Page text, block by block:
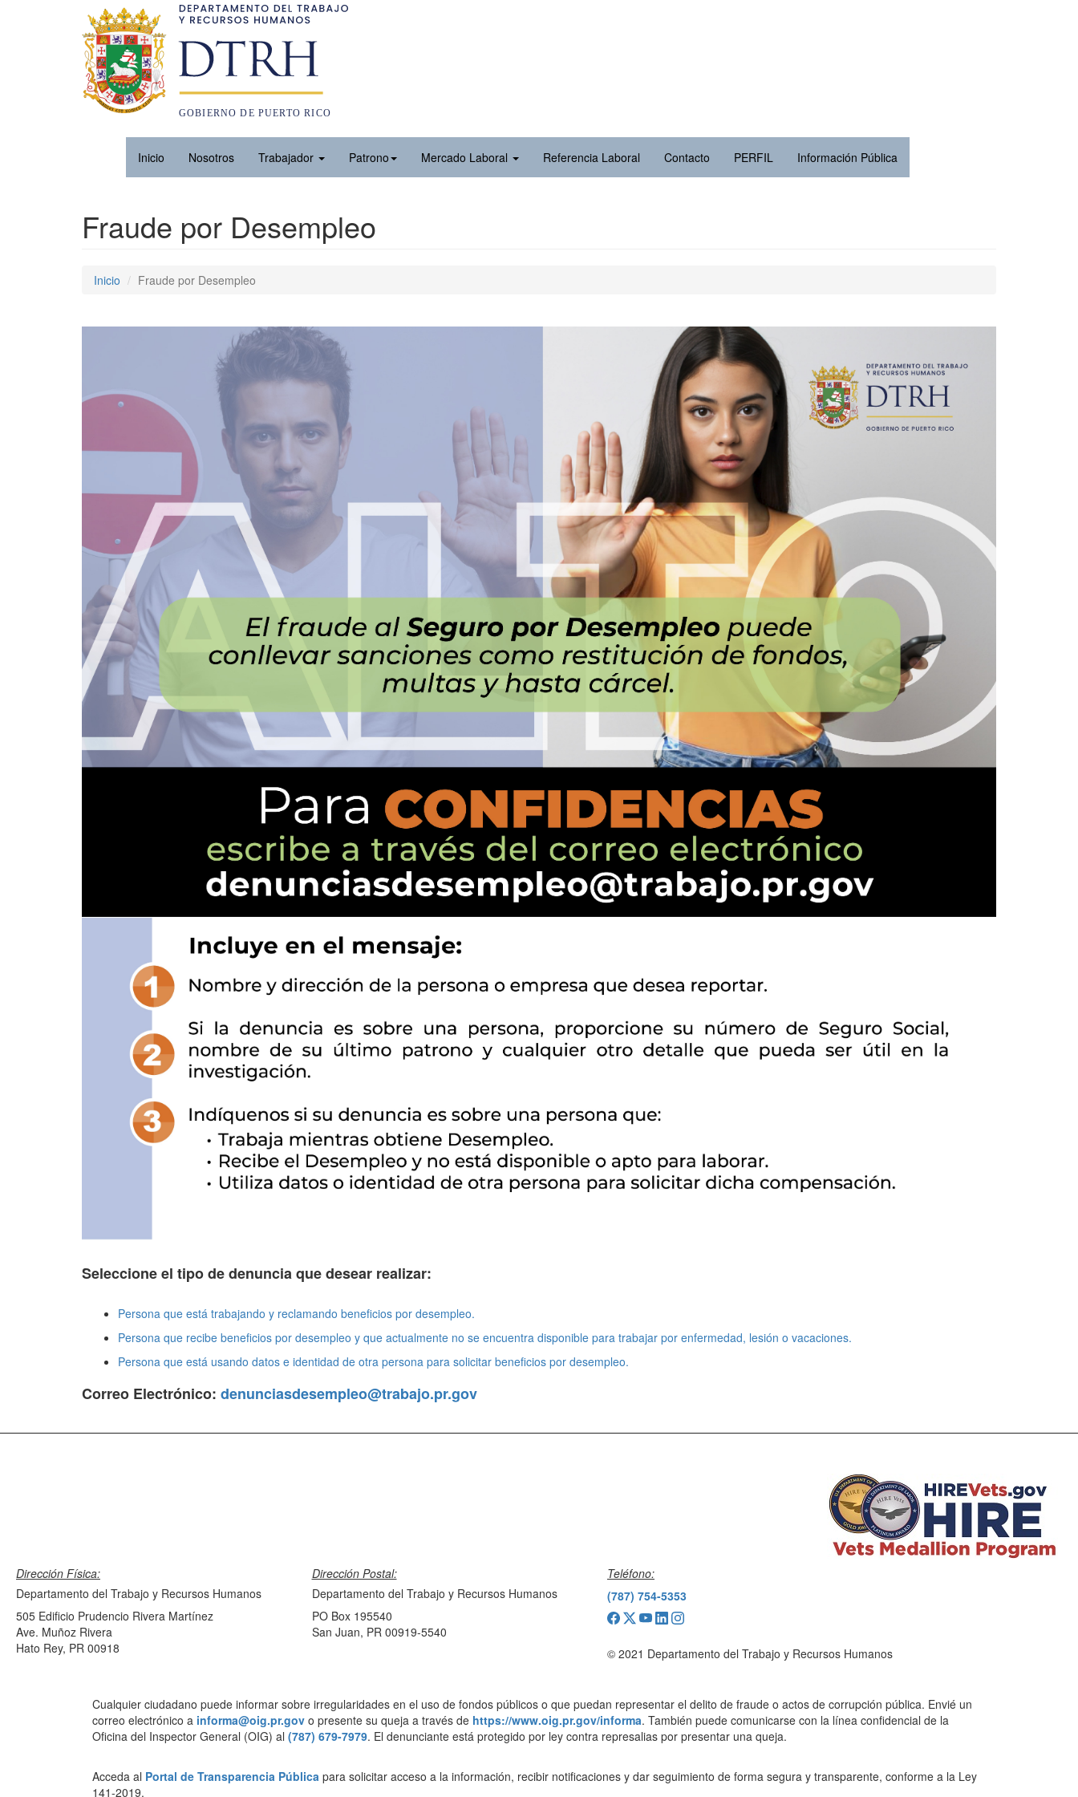
Inicio Nosotros Trabajador Patrono Mercado Laboral Referencia Laboral Contacto PERFIL Información Pública
Fraude por Desempleo
Inicio Fraude por Desempleo
Seleccione el tipo de denuncia que desear realizar:
Persona que está trabajando y reclamando beneficios por desempleo.
Persona que recibe beneficios por desempleo y que actualmente no se encuentra disponible para trabajar por enfermedad, lesión o vacaciones.
Persona que está usando datos e identidad de otra persona para solicitar beneficios por desempleo.
Correo Electrónico: denunciasdesempleo@trabajo.pr.gov
Dirección Física:
Departamento del Trabajo y Recursos Humanos
505 Edificio Prudencio Rivera Martínez
Ave. Muñoz Rivera
Hato Rey, PR 00918
Dirección Postal:
Departamento del Trabajo y Recursos Humanos
PO Box 195540
San Juan, PR 00919-5540
Teléfono:
(787) 754-5353
© 2021 Departamento del Trabajo y Recursos Humanos
Cualquier ciudadano puede informar sobre irregularidades en el uso de fondos públicos o que puedan representar el delito de fraude o actos de corrupción pública. Envié un
correo electrónico a informa@oig.pr.govo presente su queja a través de https://www.oig.pr.gov/informa. También puede comunicarse con la línea confidencial de la
Oficina del Inspector General (OIG) al (787) 679-7979. El denunciante está protegido por ley contra represalias por presentar una queja.
Acceda al Portal de Transparencia Públicapara solicitar acceso a la información, recibir notificaciones y dar seguimiento de forma segura y transparente, conforme a la Ley
141-2019.